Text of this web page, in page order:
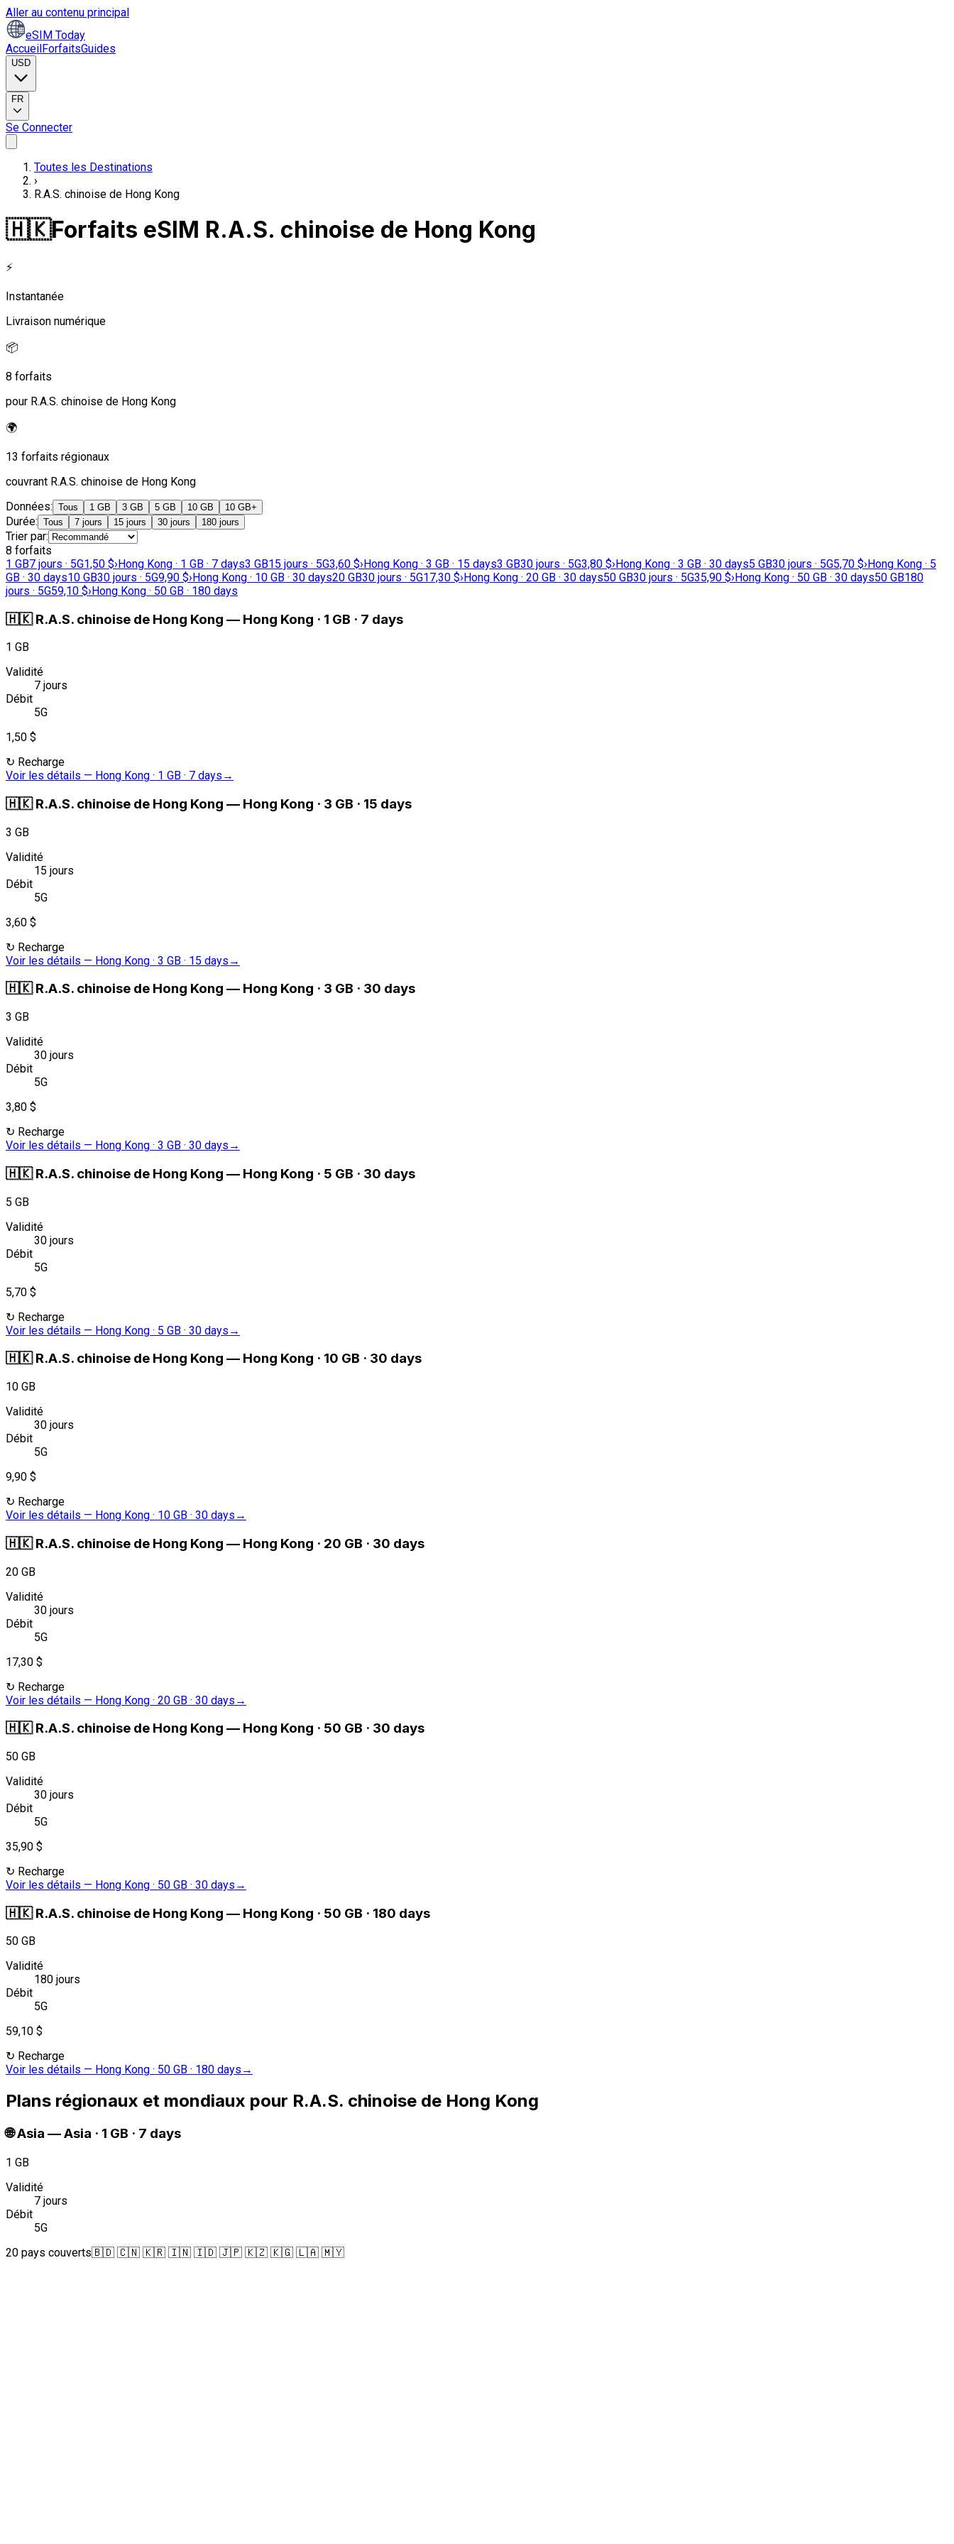
Aller au contenu principal
eSIM Today
AccueilForfaitsGuides
USD
FR
Se Connecter
Toutes les Destinations
›
R.A.S. chinoise de Hong Kong
🇭🇰Forfaits eSIM R.A.S. chinoise de Hong Kong
⚡
Instantanée
Livraison numérique
📦
8 forfaits
pour R.A.S. chinoise de Hong Kong
🌍
13 forfaits régionaux
couvrant R.A.S. chinoise de Hong Kong
Données: Tous 1 GB 3 GB 5 GB 10 GB 10 GB+
Durée: Tous 7 jours 15 jours 30 jours 180 jours
Trier par:
8 forfaits
1 GB7 jours · 5G1,50 $›Hong Kong · 1 GB · 7 days3 GB15 jours · 5G3,60 $›Hong Kong · 3 GB · 15 days3 GB30 jours · 5G3,80 $›Hong Kong · 3 GB · 30 days5 GB30 jours · 5G5,70 $›Hong Kong · 5
GB · 30 days10 GB30 jours · 5G9,90 $›Hong Kong · 10 GB · 30 days20 GB30 jours · 5G17,30 $›Hong Kong · 20 GB · 30 days50 GB30 jours · 5G35,90 $›Hong Kong · 50 GB · 30 days50 GB180
jours · 5G59,10 $›Hong Kong · 50 GB · 180 days
🇭🇰 R.A.S. chinoise de Hong Kong — Hong Kong · 1 GB · 7 days
1 GB
Validité
7 jours
Débit
5G
1,50 $
↻ Recharge
Voir les détails — Hong Kong · 1 GB · 7 days →
🇭🇰 R.A.S. chinoise de Hong Kong — Hong Kong · 3 GB · 15 days
3 GB
Validité
15 jours
Débit
5G
3,60 $
↻ Recharge
Voir les détails — Hong Kong · 3 GB · 15 days →
🇭🇰 R.A.S. chinoise de Hong Kong — Hong Kong · 3 GB · 30 days
3 GB
Validité
30 jours
Débit
5G
3,80 $
↻ Recharge
Voir les détails — Hong Kong · 3 GB · 30 days →
🇭🇰 R.A.S. chinoise de Hong Kong — Hong Kong · 5 GB · 30 days
5 GB
Validité
30 jours
Débit
5G
5,70 $
↻ Recharge
Voir les détails — Hong Kong · 5 GB · 30 days →
🇭🇰 R.A.S. chinoise de Hong Kong — Hong Kong · 10 GB · 30 days
10 GB
Validité
30 jours
Débit
5G
9,90 $
↻ Recharge
Voir les détails — Hong Kong · 10 GB · 30 days →
🇭🇰 R.A.S. chinoise de Hong Kong — Hong Kong · 20 GB · 30 days
20 GB
Validité
30 jours
Débit
5G
17,30 $
↻ Recharge
Voir les détails — Hong Kong · 20 GB · 30 days →
🇭🇰 R.A.S. chinoise de Hong Kong — Hong Kong · 50 GB · 30 days
50 GB
Validité
30 jours
Débit
5G
35,90 $
↻ Recharge
Voir les détails — Hong Kong · 50 GB · 30 days →
🇭🇰 R.A.S. chinoise de Hong Kong — Hong Kong · 50 GB · 180 days
50 GB
Validité
180 jours
Débit
5G
59,10 $
↻ Recharge
Voir les détails — Hong Kong · 50 GB · 180 days →
Plans régionaux et mondiaux pour R.A.S. chinoise de Hong Kong
🌐Asia —Asia · 1 GB · 7 days
1 GB
Validité
7 jours
Débit
5G
20 pays couverts🇧🇩 🇨🇳 🇰🇷 🇮🇳 🇮🇩 🇯🇵 🇰🇿 🇰🇬 🇱🇦 🇲🇾